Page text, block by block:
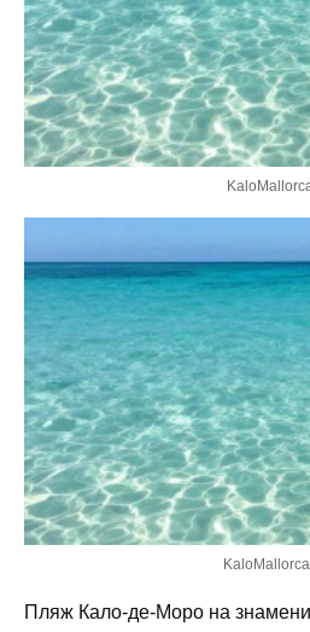
Пляж Кало-де-Моро на